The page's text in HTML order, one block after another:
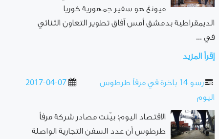
ميونغ هو سفير جمهورية كوريا
الديمقراطية بدمشق أمس آفاق تطوير التعاون الثنائي
في ...
إقرأ المزيد
2017-04-07
رسو 14 باخرة في مرفاً طرطوس
اليوم
الاقتصاد اليوم: بيّنت مصادر شركة مرفأ
طرطوس أن عدد السفن التجارية الواصلة